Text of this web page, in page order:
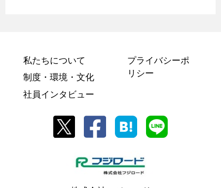
私たちについて
制度・環境・文化
社員インタビュー
プライバシーポ
リシー